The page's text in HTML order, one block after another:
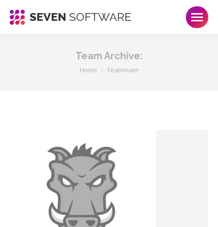
Team Archive:
Je bent hier:
Home Teammate